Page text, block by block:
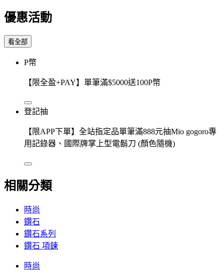
優惠活動
看全部
P幣
【限全盈+PAY】單筆滿$5000送100P幣
登記抽
【限APP下單】全站指定品單筆滿888元抽Mio gogoro專
用記錄器、國際牌掌上型電鬍刀 (顏色隨機)
相關分類
時尚
鑽石
鑽石系列
鑽石 項鍊
時尚